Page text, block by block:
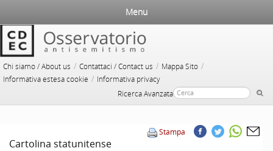
Chi siamo / About us / Contattaci / Contact us / Mappa Sito /
Informativa estesa cookie / Informativa privacy
Ricerca Avanzata
Menu
Stampa
Cartolina statunitense